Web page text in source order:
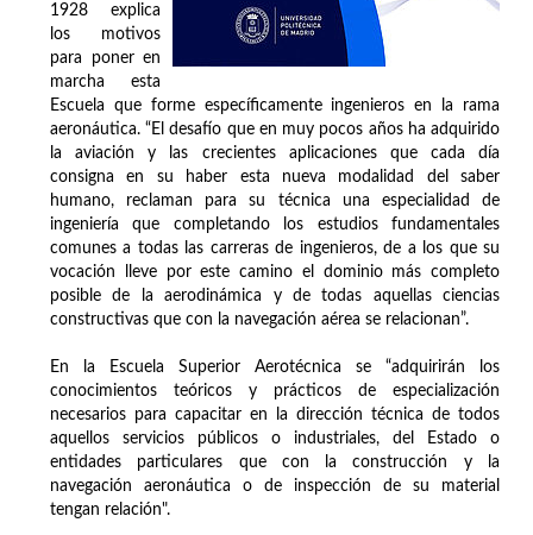
1928 explica
los motivos
para poner en
marcha esta
Escuela que forme específicamente ingenieros en la rama
aeronáutica. “El desafío que en muy pocos años ha adquirido
la aviación y las crecientes aplicaciones que cada día
consigna en su haber esta nueva modalidad del saber
humano, reclaman para su técnica una especialidad de
ingeniería que completando los estudios fundamentales
comunes a todas las carreras de ingenieros, de a los que su
vocación lleve por este camino el dominio más completo
posible de la aerodinámica y de todas aquellas ciencias
constructivas que con la navegación aérea se relacionan”.
En la Escuela Superior Aerotécnica se “adquirirán los
conocimientos teóricos y prácticos de especialización
necesarios para capacitar en la dirección técnica de todos
aquellos servicios públicos o industriales, del Estado o
entidades particulares que con la construcción y la
navegación aeronáutica o de inspección de su material
tengan relación".